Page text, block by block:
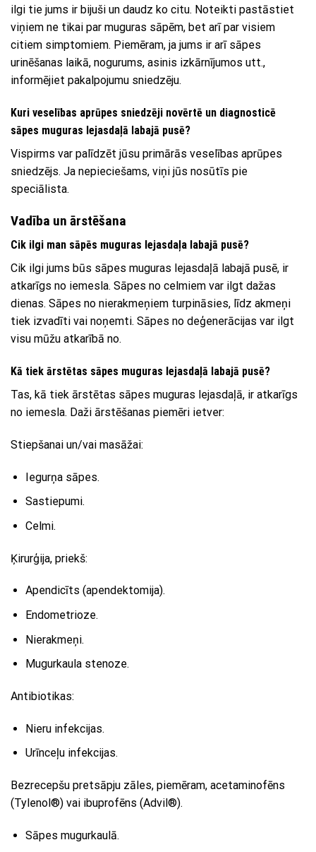
ilgi tie jums ir bijuši un daudz ko citu. Noteikti pastāstiet
viņiem ne tikai par muguras sāpēm, bet arī par visiem
citiem simptomiem. Piemēram, ja jums ir arī sāpes
urinēšanas laikā, nogurums, asinis izkārnījumos utt.,
informējiet pakalpojumu sniedzēju.
Kuri veselības aprūpes sniedzēji novērtē un diagnosticē
sāpes muguras lejasdaļā labajā pusē?
Vispirms var palīdzēt jūsu primārās veselības aprūpes
sniedzējs. Ja nepieciešams, viņi jūs nosūtīs pie
speciālista.
Vadība un ārstēšana
Cik ilgi man sāpēs muguras lejasdaļa labajā pusē?
Cik ilgi jums būs sāpes muguras lejasdaļā labajā pusē, ir
atkarīgs no iemesla. Sāpes no celmiem var ilgt dažas
dienas. Sāpes no nierakmeņiem turpināsies, līdz akmeņi
tiek izvadīti vai noņemti. Sāpes no deģenerācijas var ilgt
visu mūžu atkarībā no.
Kā tiek ārstētas sāpes muguras lejasdaļā labajā pusē?
Tas, kā tiek ārstētas sāpes muguras lejasdaļā, ir atkarīgs
no iemesla. Daži ārstēšanas piemēri ietver:
Stiepšanai un/vai masāžai:
Iegurņa sāpes.
Sastiepumi.
Celmi.
Ķirurģija, priekš:
Apendicīts (apendektomija).
Endometrioze.
Nierakmeņi.
Mugurkaula stenoze.
Antibiotikas:
Nieru infekcijas.
Urīnceļu infekcijas.
Bezrecepšu pretsāpju zāles, piemēram, acetaminofēns
(Tylenol®) vai ibuprofēns (Advil®).
Sāpes mugurkaulā.